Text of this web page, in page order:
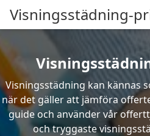
Visningsstädning-
Visningsstädning kan kännas
när det gäller att jämföra
guide och använder vår
och tryggaste